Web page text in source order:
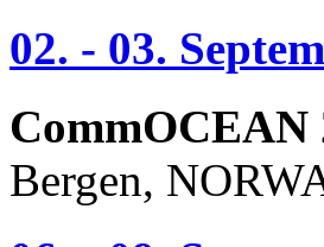
02. - 03.
CommOCEAN
Bergen,